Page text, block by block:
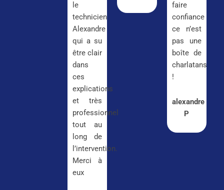
le
technicien
Alexandre
qui a su
être clair
dans
ces
explications
et très
professionnel
tout au
long de
l’intervention.
Merci à
eux
faire
confiance
ce n’est
pas une
boîte de
charlatans
!
alexandre
P